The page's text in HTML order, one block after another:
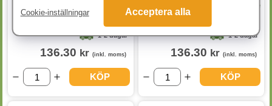
1-2 dagar
136.30 kr (inkl. moms)
KÖP
Lärarkalendern A5 Ämneslärare
2026-2027
1-2 dagar
136.30 kr (inkl. moms)
KÖP
Cookie-inställningar Acceptera alla